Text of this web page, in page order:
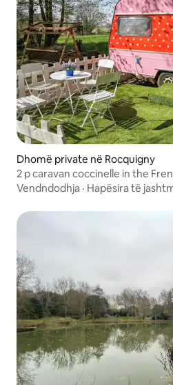
Dhomë private në Rocquigny
2 p caravan coccinelle in the
Vendndodhja · Hapësira të